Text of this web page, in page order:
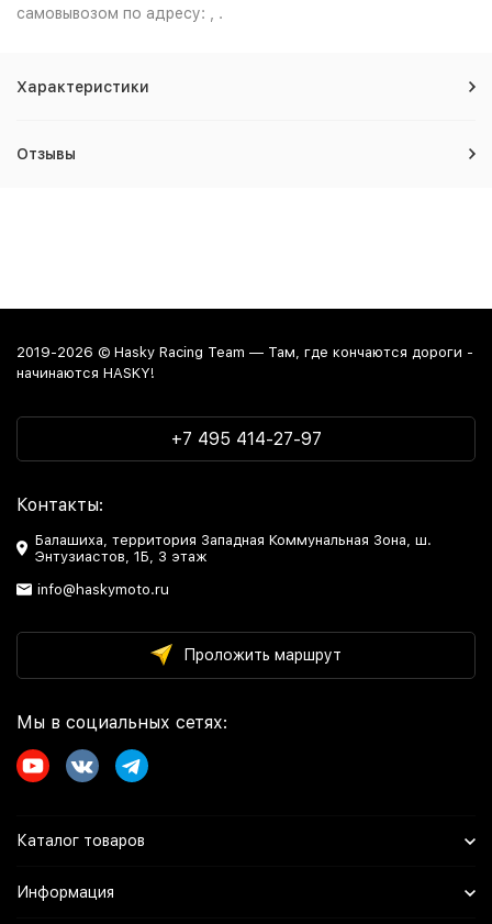
самовывозом по адресу: , .
Характеристики
Отзывы
2019-2026 © Hasky Racing Team — Там, где кончаются дороги -
начинаются HASKY!
+7 495 414-27-97
Контакты:
Балашиха, территория Западная Коммунальная Зона, ш.
Энтузиастов, 1Б, 3 этаж
info@haskymoto.ru
Проложить маршрут
Мы в социальных сетях:
Каталог товаров
Информация